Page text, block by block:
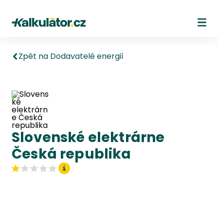
Kalkulátor.cz
Zpět na Dodavatelé energií
Slovenské elektrárne
Česká republika